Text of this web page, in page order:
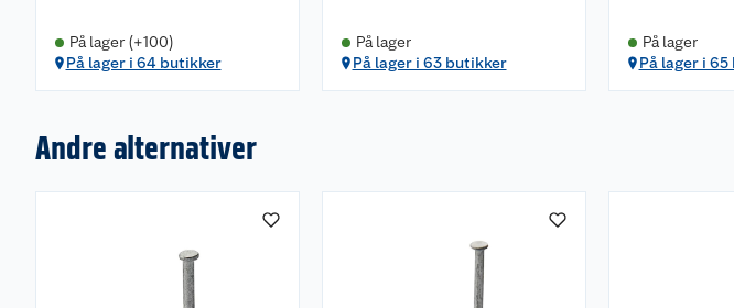
På lager (+100)
På lager i 64 butikker
På lager
På lager i 63 butikker
På lager
På lager i
Andre alternativer